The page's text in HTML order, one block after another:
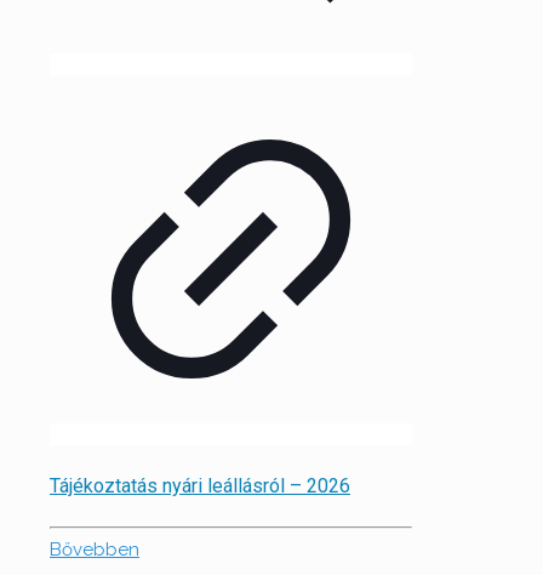
Tájékoztatás nyári leállásról – 2026
Bővebben